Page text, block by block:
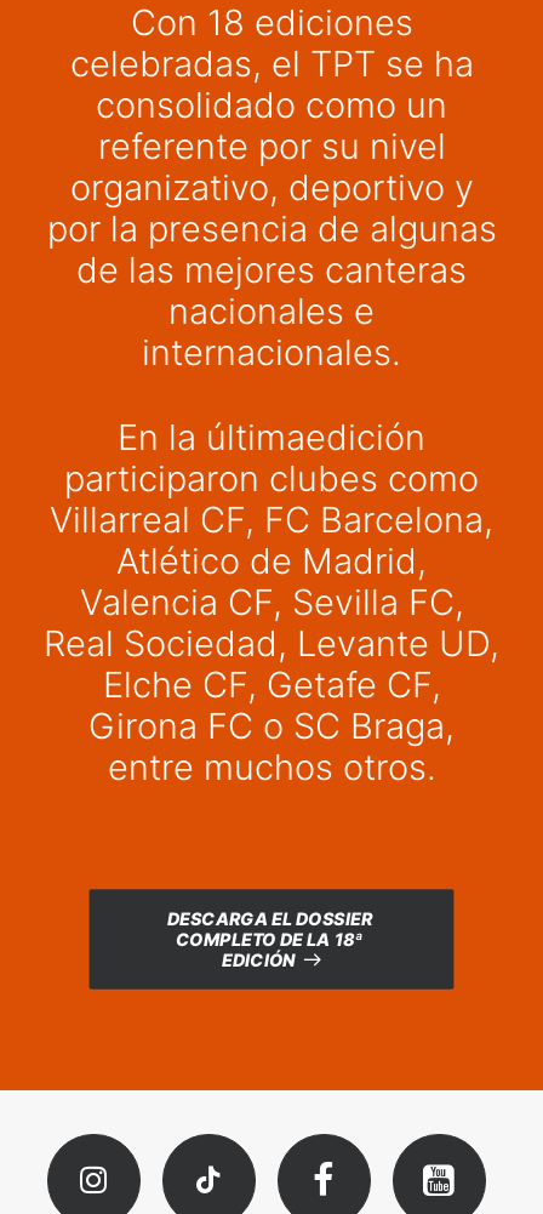
Con 18 ediciones
celebradas, el TPT se ha
consolidado como un
referente por su nivel
organizativo, deportivo y
por la presencia de algunas
de las mejores canteras
nacionales e
internacionales.
En la últimaedición
participaron clubes como
Villarreal CF, FC Barcelona,
Atlético de Madrid,
Valencia CF, Sevilla FC,
Real Sociedad, Levante UD,
Elche CF, Getafe CF,
Girona FC o SC Braga,
entre muchos otros.
DESCARGA EL DOSSIER
COMPLETO DE LA 18ª
EDICIÓN